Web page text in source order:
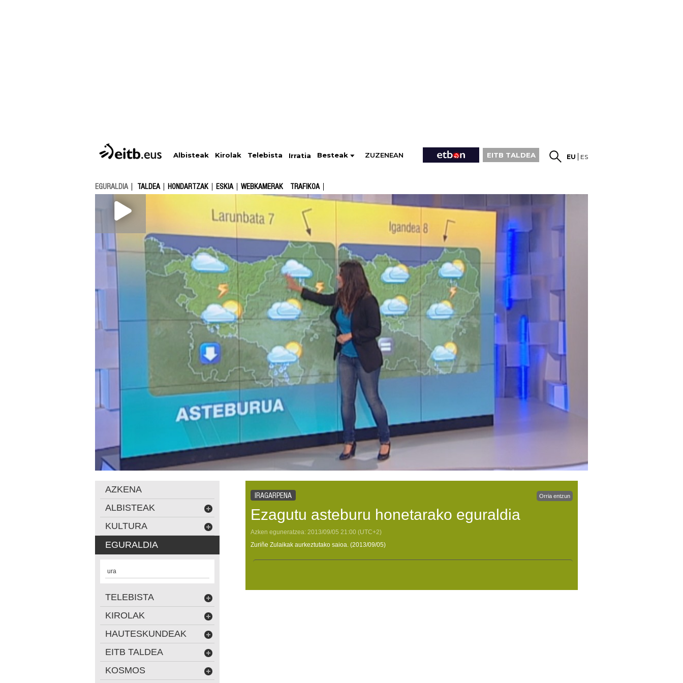
Albisteak Kirolak Telebista Irratia Besteak ZUZENEAN EITB TALDEA EU ES
EGURALDIA TALDEA HONDARTZAK ESKIA WEBKAMERAK TRAFIKOA
IRAGARPENA Orria entzun
Ezagutu asteburu honetarako eguraldia
Azken eguneratzea: 2013/09/05 21:00 (UTC+2)
Zuriñe Zulaikak aurkeztutako saioa. (2013/09/05)
AZKENA
ALBISTEAK
KULTURA
EGURALDIA
ura
TELEBISTA
KIROLAK
HAUTESKUNDEAK
EITB TALDEA
KOSMOS